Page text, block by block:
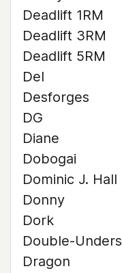
Deadlift 1RM
Deadlift 3RM
Deadlift 5RM
Del
Desforges
DG
Diane
Dobogai
Dominic J. Hall
Donny
Dork
Double-Unders
Dragon